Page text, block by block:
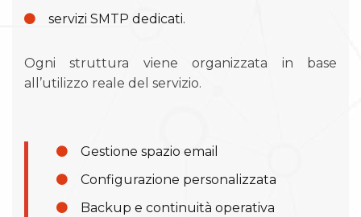
servizi SMTP dedicati.
Ogni struttura viene organizzata in base
all’utilizzo reale del servizio.
Gestione spazio email
Configurazione personalizzata
Backup e continuità operativa